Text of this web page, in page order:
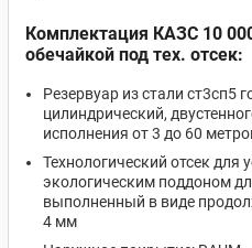
Комплектация КАЗС 10
обечайкой под тех. отсек:
Резервуар из стали ст3сп5
цилиндрический,
исполнения от 3 до 60
Технологический отсек для
экологическим поддоном
выполненный в виде
4 мм